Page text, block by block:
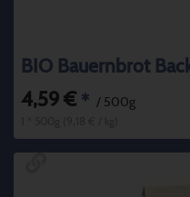
BIO Bauernbrot
4,59 € * / 500g